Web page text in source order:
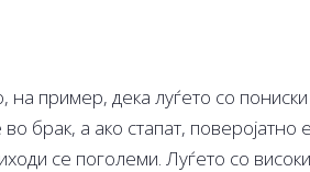
на пример, дека луѓето со
брак, а ако стапат, поверојатно
се поголеми. Луѓето со